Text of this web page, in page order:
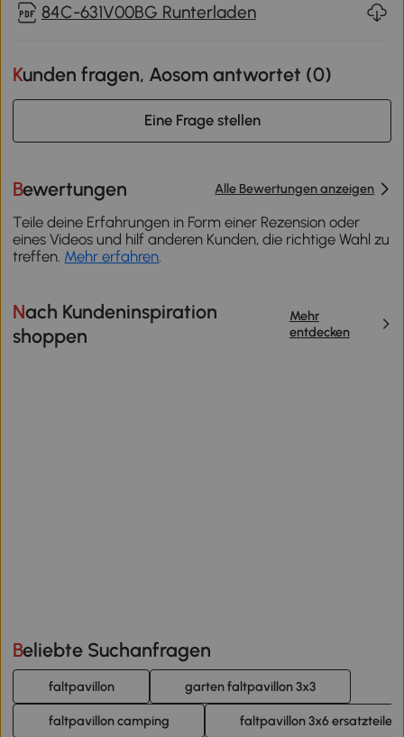
84C-631V00BG Runterladen
Kunden fragen, Aosom antwortet (0)
Eine Frage stellen
Bewertungen Alle Bewertungen anzeigen
Teile deine Erfahrungen in Form einer Rezension oder
eines Videos und hilf anderen Kunden, die richtige Wahl zu
treffen. Mehr erfahren.
Nach Kundeninspiration
shoppen
Mehr
entdecken
Beliebte Suchanfragen
faltpavillon garten faltpavillon 3x3
faltpavillon camping faltpavillon 3x6 ersatzteile